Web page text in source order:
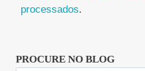
processados.
PROCURE NO BLOG